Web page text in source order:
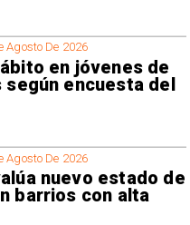
Agosto De 2026
en jóvenes de
según encuesta del
Agosto De 2026
nuevo estado de
barrios con alta